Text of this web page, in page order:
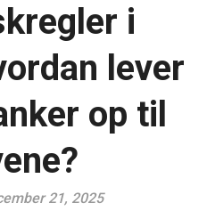
i
lever
op til
21, 2025